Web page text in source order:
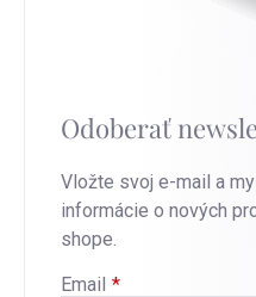
Odoberať
Vložte svoj e-mail a
informácie o nových
shope.
Email